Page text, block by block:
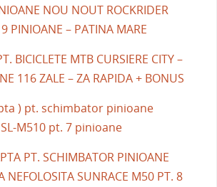
NOU NOUT ROCKRIDER
PINIOANE – PATINA MARE
BICICLETE MTB CURSIERE CITY –
116 ZALE – ZA RAPIDA + BONUS
) pt. schimbator pinioane
M510 pt. 7 pinioane
PT. SCHIMBATOR PINIOANE
NEFOLOSITA SUNRACE M50 PT. 8